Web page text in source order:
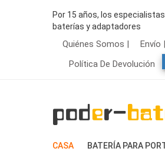
Por 15 años, los especialistas
baterías y adaptadores
Quiénes Somos | Envío |
Política De Devolución
CASA BATERÍA PARA